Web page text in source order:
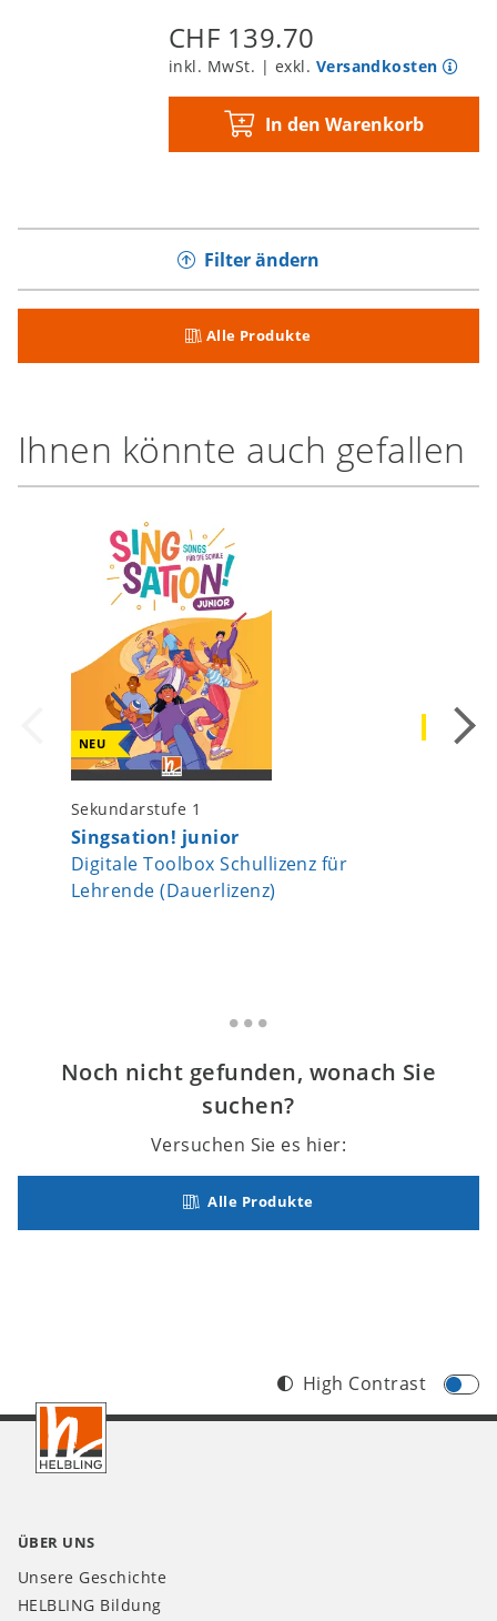
CHF 139.70
inkl. MwSt. | exkl. Versandkosten
In den Warenkorb
Filter ändern
Alle Produkte
Ihnen könnte auch gefallen
NEU
Sekundarstufe 1
Singsation! junior
Digitale Toolbox Schullizenz für
Lehrende (Dauerlizenz)
Noch nicht gefunden, wonach Sie
suchen?
Versuchen Sie es hier:
Alle Produkte
Footer
CH
High Contrast
ÜBER UNS
Unsere Geschichte
HELBLING Bildung